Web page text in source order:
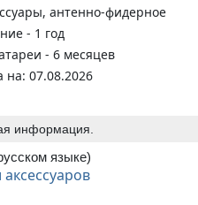
антенно-фидерное
- 1 год
- 6 месяцев
на: 07.08.2026
информация.
языке)